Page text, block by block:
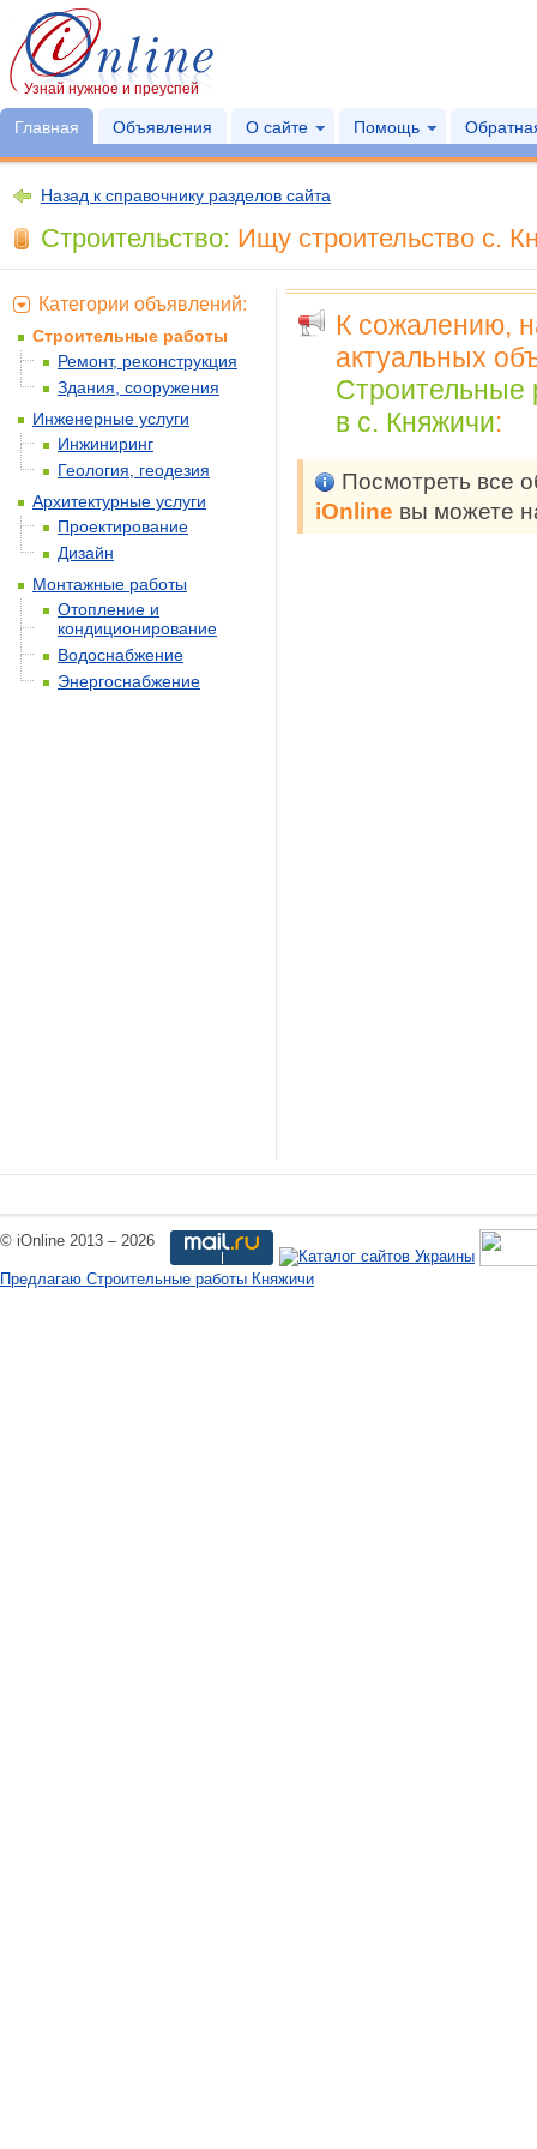
Узнай нужное и преуспей
Главная Объявления О сайте Помощь
Назад к справочнику разделов сайта
Строительство: Ищу строительство с.
К сожалению,
актуальных
Строительные
в с. Княжичи:
Посмотреть все
iOnline вы можете
Категории объявлений:
Строительные работы
Ремонт, реконструкция
Здания, сооружения
Инженерные услуги
Инжиниринг
Геология, геодезия
Архитектурные услуги
Проектирование
Дизайн
Монтажные работы
Отопление и
кондиционирование
Водоснабжение
Энергоснабжение
© iOnline 2013 – 2026
Предлагаю Строительные работы Княжичи